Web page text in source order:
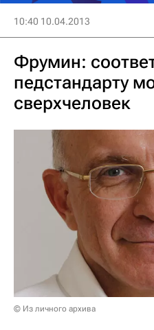
10:40 10.04.2013
Фрумин:
педстандарту
сверхчеловек
© Из личного архива